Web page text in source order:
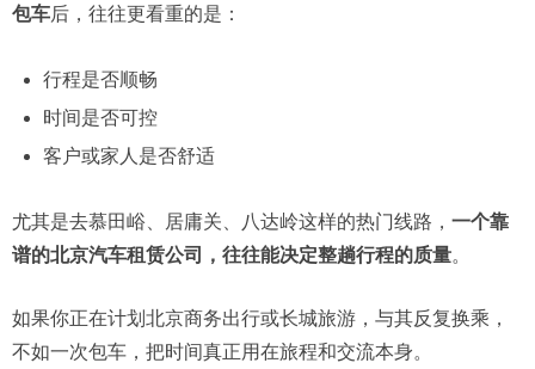
包车后，往往更看重的是：
行程是否顺畅
时间是否可控
客户或家人是否舒适
尤其是去慕田峪、居庸关、八达岭这样的热门线路， 一个靠
谱的北京汽车租赁公司，往往能决定整趟行程的质量。
如果你正在计划北京商务出行或长城旅游，与其反复换乘，
不如一次包车，把时间真正用在旅程和交流本身。